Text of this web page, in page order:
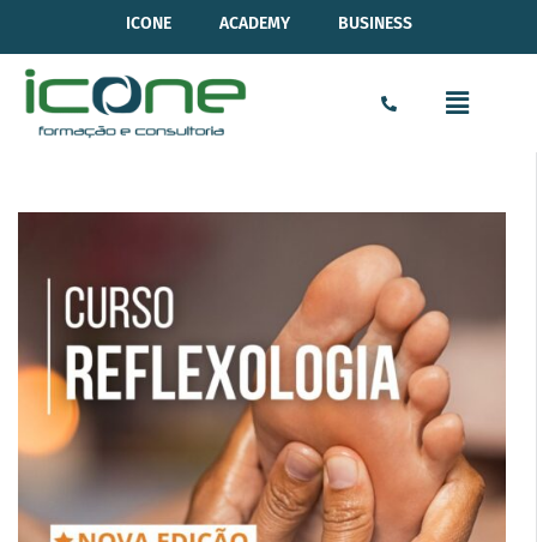
ICONE ACADEMY BUSINESS